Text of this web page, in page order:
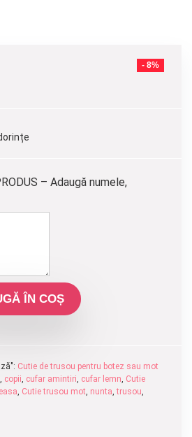
- 8%
este:
lei.
– Adaugă numele,
ÎN COȘ
Cutie de trusou pentru botez sau mot
, copii, cufar amintiri, cufar lemn, Cutie
, Cutie trusou mot, nunta,trusou,